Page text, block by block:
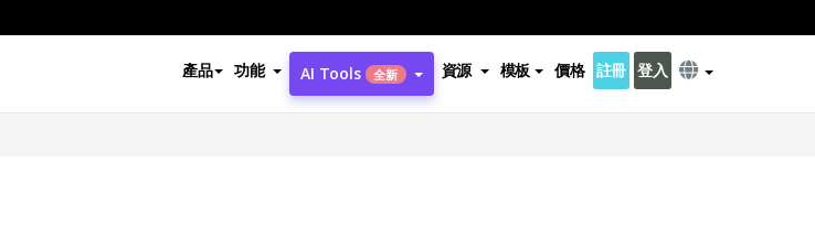
產品 功能 AI Tools 全新 資源 模板 價格 註冊 登入